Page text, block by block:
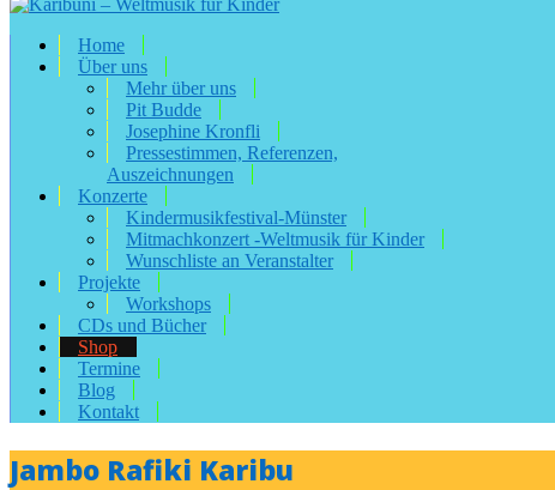
Home
Über uns
Mehr über uns
Pit Budde
Josephine Kronfli
Pressestimmen, Referenzen,
Auszeichnungen
Konzerte
Kindermusikfestival-Münster
Mitmachkonzert -Weltmusik für Kinder
Wunschliste an Veranstalter
Projekte
Workshops
CDs und Bücher
Shop
Termine
Blog
Kontakt
Jambo Rafiki Karibu